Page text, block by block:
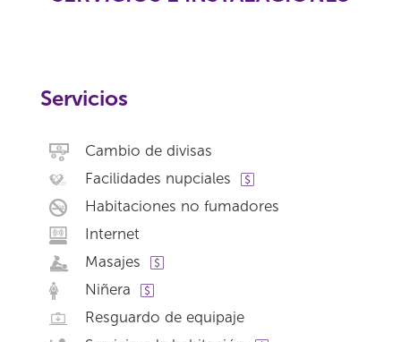
Servicios
Cambio de divisas
Facilidades nupciales
Habitaciones no fumadores
Internet
Masajes
Niñera
Resguardo de equipaje